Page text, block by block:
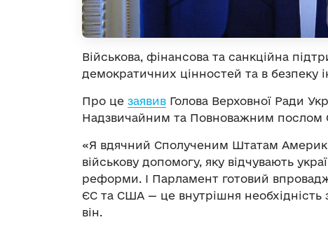
Військова, фінансова та санкційна
демократичних цінностей та в безпеку
Про це заявив Голова Верховної Ради
Надзвичайним та Повноважним послом
«Я вдячний Сполученим Штатам
військову допомогу, яку відчувають
реформи. І Парламент готовий
ЄС та США — це внутрішня необхідність
він.